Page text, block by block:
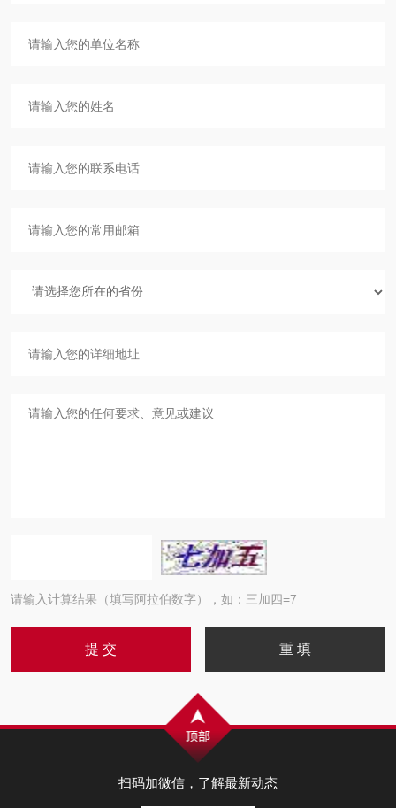
请输入计算结果（填写阿拉伯数字），如：三加四=7
扫码加微信，了解最新动态